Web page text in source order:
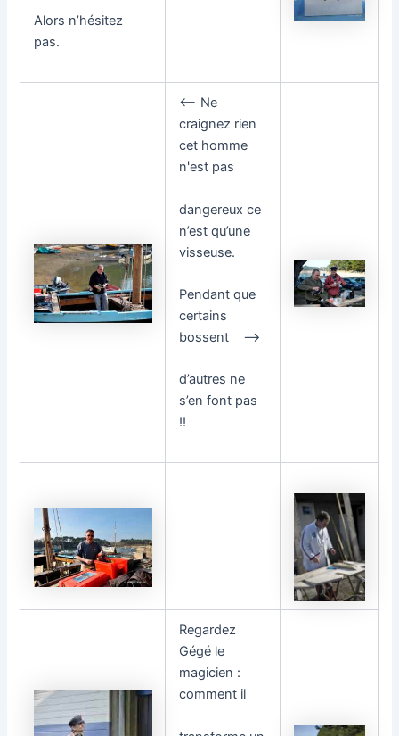
Alors n’hésitez
pas.
<—- Ne
craignez rien
cet homme
n'est pas
dangereux ce
n’est qu’une
visseuse.
Pendant que
certains
bossent —–>
d’autres ne
s’en font pas
!!
Regardez
Gégé le
magicien :
comment il